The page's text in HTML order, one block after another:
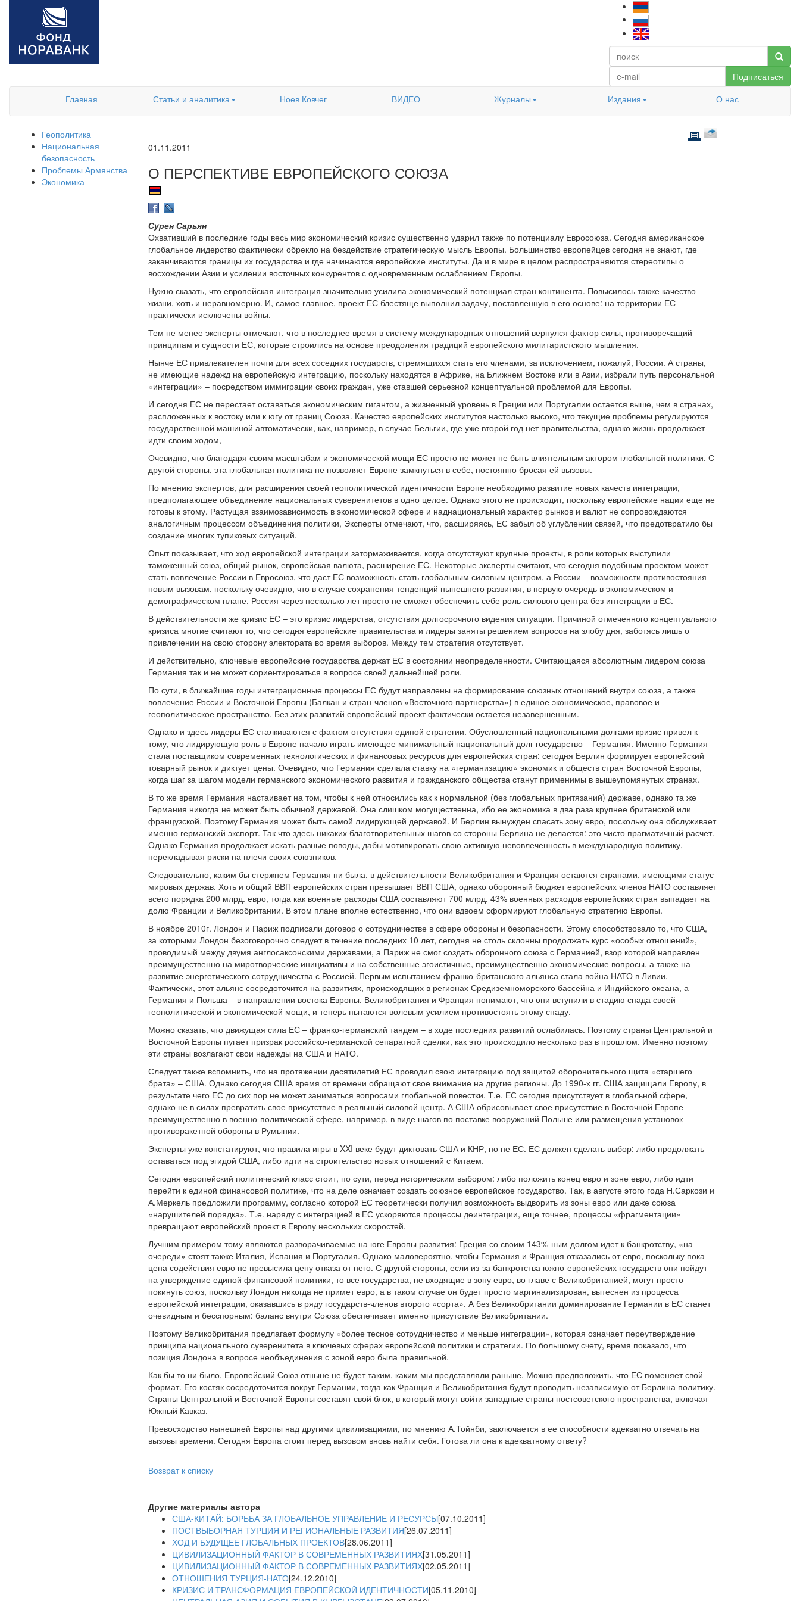
Подписаться
Главная
Статьи и аналитика Ноев Ковчег ВИДЕО Журналы Издания О нас
Геополитика
Национальная
безопасность
Проблемы Армянства
Экономика
01.11.2011
О ПЕРСПЕКТИВЕ ЕВРОПЕЙСКОГО СОЮЗА
Сурен Сарьян
Охвативший в последние годы весь мир экономический кризис существенно ударил также по потенциалу Евросоюза. Сегодня американское
глобальное лидерство фактически обрекло на бездействие стратегическую мысль Европы. Большинство европейцев сегодня не знают, где
заканчиваются границы их государства и где начинаются европейские институты. Да и в мире в целом распространяются стереотипы о
восхождении Азии и усилении восточных конкурентов с одновременным ослаблением Европы.
Нужно сказать, что европейская интеграция значительно усилила экономический потенциал стран континента. Повысилось также качество
жизни, хоть и неравномерно. И, самое главное, проект ЕС блестяще выполнил задачу, поставленную в его основе: на территории ЕС
практически исключены войны.
Тем не менее эксперты отмечают, что в последнее время в систему международных отношений вернулся фактор силы, противоречащий
принципам и сущности ЕС, которые строились на основе преодоления традиций европейского милитаристского мышления.
Нынче ЕС привлекателен почти для всех соседних государств, стремящихся стать его членами, за исключением, пожалуй, России. А страны,
не имеющие надежд на европейскую интеграцию, поскольку находятся в Африке, на Ближнем Востоке или в Азии, избрали путь персональной
«интеграции» – посредством иммиграции своих граждан, уже ставшей серьезной концептуальной проблемой для Европы.
И сегодня ЕС не перестает оставаться экономическим гигантом, а жизненный уровень в Греции или Португалии остается выше, чем в странах,
распложенных к востоку или к югу от границ Союза. Качество европейских институтов настолько высоко, что текущие проблемы регулируются
государственной машиной автоматически, как, например, в случае Бельгии, где уже второй год нет правительства, однако жизнь продолжает
идти своим ходом,
Очевидно, что благодаря своим масштабам и экономической мощи ЕС просто не может не быть влиятельным актором глобальной политики. С
другой стороны, эта глобальная политика не позволяет Европе замкнуться в себе, постоянно бросая ей вызовы.
По мнению экспертов, для расширения своей геополитической идентичности Европе необходимо развитие новых качеств интеграции,
предполагающее объединение национальных суверенитетов в одно целое. Однако этого не происходит, поскольку европейские нации еще не
готовы к этому. Растущая взаимозависимость в экономической сфере и наднациональный характер рынков и валют не сопровождаются
аналогичным процессом объединения политики, Эксперты отмечают, что, расширяясь, ЕС забыл об углублении связей, что предотвратило бы
создание многих тупиковых ситуаций.
Опыт показывает, что ход европейской интеграции затормаживается, когда отсутствуют крупные проекты, в роли которых выступили
таможенный союз, общий рынок, европейская валюта, расширение ЕС. Некоторые эксперты считают, что сегодня подобным проектом может
стать вовлечение России в Евросоюз, что даст ЕС возможность стать глобальным силовым центром, а России – возможности противостояния
новым вызовам, поскольку очевидно, что в случае сохранения тенденций нынешнего развития, в первую очередь в экономическом и
демографическом плане, Россия через несколько лет просто не сможет обеспечить себе роль силового центра без интеграции в ЕС.
В действительности же кризис ЕС – это кризис лидерства, отсутствия долгосрочного видения ситуации. Причиной отмеченного концептуального
кризиса многие считают то, что сегодня европейские правительства и лидеры заняты решением вопросов на злобу дня, заботясь лишь о
привлечении на свою сторону электората во время выборов. Между тем стратегия отсутствует.
И действительно, ключевые европейские государства держат ЕС в состоянии неопределенности. Считающаяся абсолютным лидером союза
Германия так и не может сориентироваться в вопросе своей дальнейшей роли.
По сути, в ближайшие годы интеграционные процессы ЕС будут направлены на формирование союзных отношений внутри союза, а также
вовлечение России и Восточной Европы (Балкан и стран-членов «Восточного партнерства») в единое экономическое, правовое и
геополитическое пространство. Без этих развитий европейский проект фактически остается незавершенным.
Однако и здесь лидеры ЕС сталкиваются с фактом отсутствия единой стратегии. Обусловленный национальными долгами кризис привел к
тому, что лидирующую роль в Европе начало играть имеющее минимальный национальный долг государство – Германия. Именно Германия
стала поставщиком современных технологических и финансовых ресурсов для европейских стран: сегодня Берлин формирует европейский
товарный рынок и диктует цены. Очевидно, что Германия сделала ставку на «германизацию» экономик и обществ стран Восточной Европы,
когда шаг за шагом модели германского экономического развития и гражданского общества станут применимы в вышеупомянутых странах.
В то же время Германия настаивает на том, чтобы к ней относились как к нормальной (без глобальных притязаний) державе, однако та же
Германия никогда не может быть обычной державой. Она слишком могущественна, ибо ее экономика в два раза крупнее британской или
французской. Поэтому Германия может быть самой лидирующей державой. И Берлин вынужден спасать зону евро, поскольку она обслуживает
именно германский экспорт. Так что здесь никаких благотворительных шагов со стороны Берлина не делается: это чисто прагматичный расчет.
Однако Германия продолжает искать разные поводы, дабы мотивировать свою активную невовлеченность в международную политику,
перекладывая риски на плечи своих союзников.
Следовательно, каким бы стержнем Германия ни была, в действительности Великобритания и Франция остаются странами, имеющими статус
мировых держав. Хоть и общий ВВП европейских стран превышает ВВП США, однако оборонный бюджет европейских членов НАТО составляет
всего порядка 200 млрд. евро, тогда как военные расходы США составляют 700 млрд. 43% военных расходов европейских стран выпадает на
долю Франции и Великобритании. В этом плане вполне естественно, что они вдвоем сформируют глобальную стратегию Европы.
В ноябре 2010г. Лондон и Париж подписали договор о сотрудничестве в сфере обороны и безопасности. Этому способствовало то, что США,
за которыми Лондон безоговорочно следует в течение последних 10 лет, сегодня не столь склонны продолжать курс «особых отношений»,
проводимый между двумя англосаксонскими державами, а Париж не смог создать оборонного союза с Германией, взор которой направлен
преимущественно на миротворческие инициативы и на собственные эгоистичные, преимущественно экономические вопросы, а также на
развитие энергетического сотрудничества с Россией. Первым испытанием франко-британского альянса стала война НАТО в Ливии.
Фактически, этот альянс сосредоточится на развитиях, происходящих в регионах Средиземноморского бассейна и Индийского океана, а
Германия и Польша – в направлении востока Европы. Великобритания и Франция понимают, что они вступили в стадию спада своей
геополитической и экономической мощи, и теперь пытаются волевым усилием противостоять этому спаду.
Можно сказать, что движущая сила ЕС – франко-германский тандем – в ходе последних развитий ослабилась. Поэтому страны Центральной и
Восточной Европы пугает призрак российско-германской сепаратной сделки, как это происходило несколько раз в прошлом. Именно поэтому
эти страны возлагают свои надежды на США и НАТО.
Следует также вспомнить, что на протяжении десятилетий ЕС проводил свою интеграцию под защитой оборонительного щита «старшего
брата» – США. Однако сегодня США время от времени обращают свое внимание на другие регионы. До 1990-х гг. США защищали Европу, в
результате чего ЕС до сих пор не может заниматься вопросами глобальной повестки. Т.е. ЕС сегодня присутствует в глобальной сфере,
однако не в силах превратить свое присутствие в реальный силовой центр. А США обрисовывает свое присутствие в Восточной Европе
преимущественно в военно-политической сфере, например, в виде шагов по поставке вооружений Польше или размещения установок
противоракетной обороны в Румынии.
Эксперты уже констатируют, что правила игры в XXI веке будут диктовать США и КНР, но не ЕС. ЕС должен сделать выбор: либо продолжать
оставаться под эгидой США, либо идти на строительство новых отношений с Китаем.
Сегодня европейский политический класс стоит, по сути, перед историческим выбором: либо положить конец евро и зоне евро, либо идти
перейти к единой финансовой политике, что на деле означает создать союзное европейское государство. Так, в августе этого года Н.Саркози и
А.Меркель предложили программу, согласно которой ЕС теоретически получил возможность выдворить из зоны евро или даже союза
«нарушителей порядка». Т.е. наряду с интеграцией в ЕС ускоряются процессы деинтеграции, еще точнее, процессы «фрагментации»
превращают европейский проект в Европу нескольких скоростей.
Лучшим примером тому являются разворачиваемые на юге Европы развития: Греция со своим 143%-ным долгом идет к банкротству, «на
очереди» стоят также Италия, Испания и Португалия. Однако маловероятно, чтобы Германия и Франция отказались от евро, поскольку пока
цена содействия евро не превысила цену отказа от него. С другой стороны, если из-за банкротства южно-европейских государств они пойдут
на утверждение единой финансовой политики, то все государства, не входящие в зону евро, во главе с Великобританией, могут просто
покинуть союз, поскольку Лондон никогда не примет евро, а в таком случае он будет просто маргинализирован, вытеснен из процесса
европейской интеграции, оказавшись в ряду государств-членов второго «сорта». А без Великобритании доминирование Германии в ЕС станет
очевидным и бесспорным: баланс внутри Союза обеспечивает именно присутствие Великобритании.
Поэтому Великобритания предлагает формулу «более тесное сотрудничество и меньше интеграции», которая означает переутверждение
принципа национального суверенитета в ключевых сферах европейской политики и стратегии. По большому счету, время показало, что
позиция Лондона в вопросе необъединения с зоной евро была правильной.
Как бы то ни было, Европейский Союз отныне не будет таким, каким мы представляли раньше. Можно предположить, что ЕС поменяет свой
формат. Его костяк сосредоточится вокруг Германии, тогда как Франция и Великобритания будут проводить независимую от Берлина политику.
Страны Центральной и Восточной Европы составят свой блок, в который могут войти западные страны постсоветского пространства, включая
Южный Кавказ.
Превосходство нынешней Европы над другими цивилизациями, по мнению А.Тойнби, заключается в ее способности адекватно отвечать на
вызовы времени. Сегодня Европа стоит перед вызовом вновь найти себя. Готова ли она к адекватному ответу?
Возврат к списку
Другие материалы автора
США-КИТАЙ: БОРЬБА ЗА ГЛОБАЛЬНОЕ УПРАВЛЕНИЕ И РЕСУРСЫ[07.10.2011]
ПОСТВЫБОРНАЯ ТУРЦИЯ И РЕГИОНАЛЬНЫЕ РАЗВИТИЯ[26.07.2011]
ХОД И БУДУЩЕЕ ГЛОБАЛЬНЫХ ПРОЕКТОВ[28.06.2011]
ЦИВИЛИЗАЦИОННЫЙ ФАКТОР В СОВРЕМЕННЫХ РАЗВИТИЯХ[31.05.2011]
ЦИВИЛИЗАЦИОННЫЙ ФАКТОР В СОВРЕМЕННЫХ РАЗВИТИЯХ[02.05.2011]
ОТНОШЕНИЯ ТУРЦИЯ-НАТО[24.12.2010]
КРИЗИС И ТРАНСФОРМАЦИЯ ЕВРОПЕЙСКОЙ ИДЕНТИЧНОСТИ[05.11.2010]